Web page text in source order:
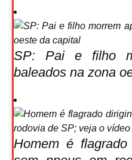
SP: Pai e filho
baleados na zona
Homem é